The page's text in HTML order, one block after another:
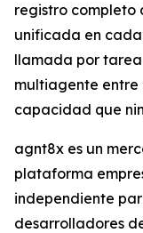
registro
unificada en
llamada por
multiagente entre
capacidad que
agnt8x es un
plataforma
independiente
desarrolladores